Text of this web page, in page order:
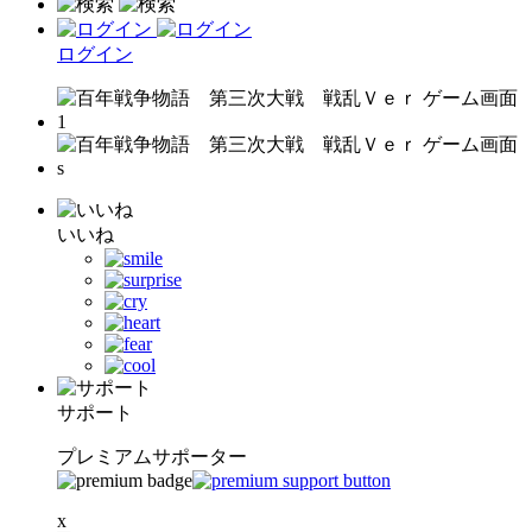
ログイン
いいね
サポート
プレミアムサポーター
x